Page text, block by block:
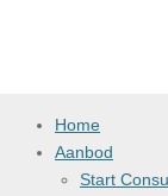
Home
Aanbod
Start